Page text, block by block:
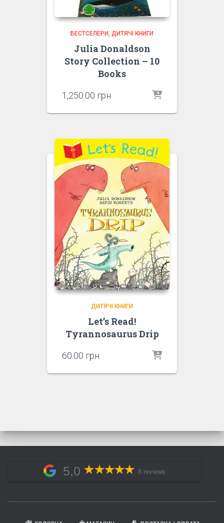
БЕСТСЕЛЕРИ ДИТЯЧІ КНИГИ
Julia Donaldson
Story Collection – 10
Books
1,250.00 грн
ДИТЯЧІ КНИГИ
Let’s Read!
Tyrannosaurus Drip
60.00 грн
5,0 8 reviews